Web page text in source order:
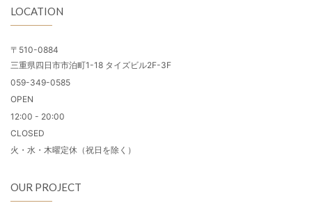
LOCATION
〒510-0884
三重県四日市市泊町1-18 タイズビル2F-3F
059-349-0585
OPEN
12:00 - 20:00
CLOSED
火・水・木曜定休（祝日を除く）
OUR PROJECT